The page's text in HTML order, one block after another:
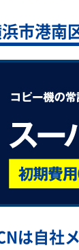
市港南
は自社